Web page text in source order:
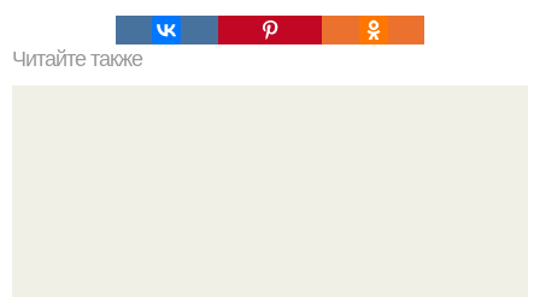
Читайте также